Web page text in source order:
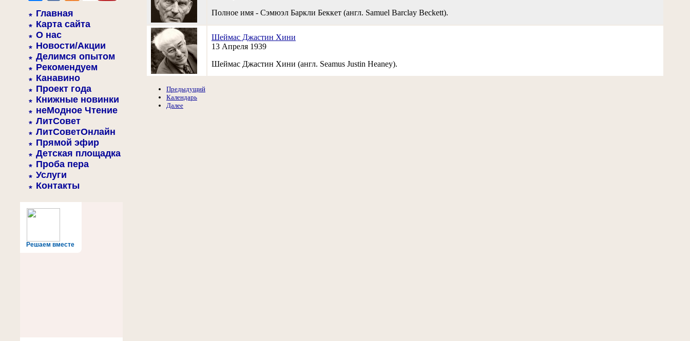
Главная
Карта сайта
О нас
Новости/Акции
Делимся опытом
Рекомендуем
Канавино
Проект года
Книжные новинки
неМодное Чтение
ЛитСовет
ЛитСоветОнлайн
Прямой эфир
Детская площадка
Проба пера
Услуги
Контакты
Решаем вместе
Полное имя - Сэмюэл Баркли Беккет (англ. Samuel Barclay Beckett).
Шеймас Джастин Хини
13 Апреля 1939
Шеймас Джастин Хини (англ. Seamus Justin Heaney).
Предыдущий
Календарь
Далее